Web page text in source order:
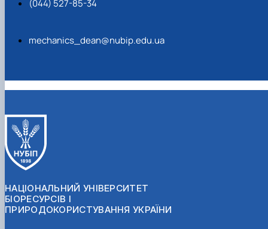
(044) 527-85-34
mechanics_dean@nubip.edu.ua
НАЦІОНАЛЬНИЙ УНІВЕРСИТЕТ
БІОРЕСУРСІВ І
ПРИРОДОКОРИСТУВАННЯ УКРАЇНИ